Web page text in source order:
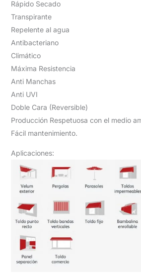
Rápido Secado
Transpirante
Repelente al agua
Antibacteriano
Climático
Máxima Resistencia
Anti Manchas
Anti UVI
Doble Cara (Reversible)
Producción Respetuosa con el medio
Fácil mantenimiento.
Aplicaciones: